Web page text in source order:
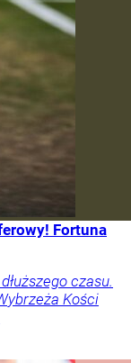
Fortuna
czasu.
Kości